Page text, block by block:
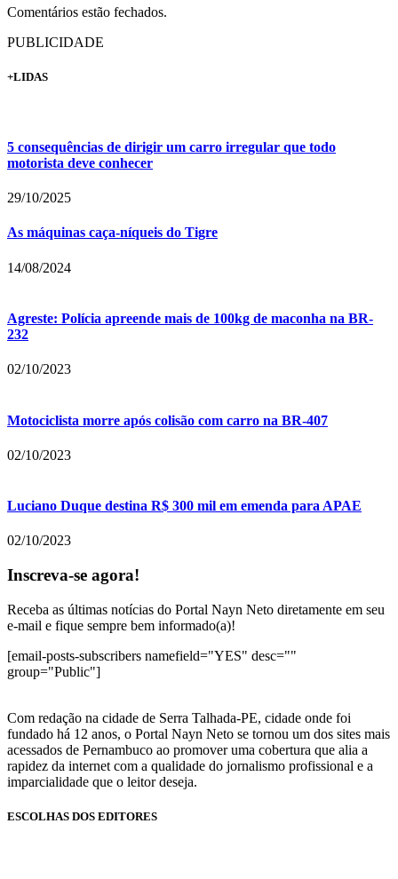
Comentários estão fechados.
PUBLICIDADE
+LIDAS
5 consequências de dirigir um carro irregular que todo
motorista deve conhecer
29/10/2025
As máquinas caça-níqueis do Tigre
14/08/2024
Agreste: Polícia apreende mais de 100kg de maconha na BR-
232
02/10/2023
Motociclista morre após colisão com carro na BR-407
02/10/2023
Luciano Duque destina R$ 300 mil em emenda para APAE
02/10/2023
Inscreva-se agora!
Receba as últimas notícias do Portal Nayn Neto diretamente em seu
e-mail e fique sempre bem informado(a)!
[email-posts-subscribers namefield="YES" desc=""
group="Public"]
Com redação na cidade de Serra Talhada-PE, cidade onde foi
fundado há 12 anos, o Portal Nayn Neto se tornou um dos sites mais
acessados de Pernambuco ao promover uma cobertura que alia a
rapidez da internet com a qualidade do jornalismo profissional e a
imparcialidade que o leitor deseja.
ESCOLHAS DOS EDITORES